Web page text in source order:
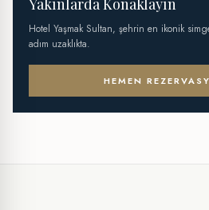
Hotel Yaşmak Sultan, şehrin en ikonik
adım uzaklıkta.
HEMEN